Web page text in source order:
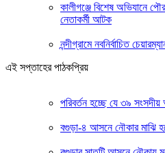
কালীগঞ্জে বিশেষ অভিযানে
নেতাকর্মী আটক
নন্দীগ্রামে নবনির্বাচিত
এই সপ্তাহের পাঠকপ্রিয়
পরিবর্তন হচ্ছে যে ৩৯ সংসদীয়
বগুড়া-৪ আসনে নৌকার মাঝি